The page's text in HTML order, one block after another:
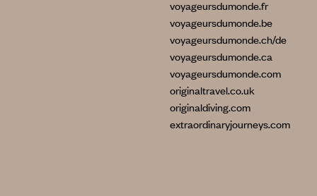
voyageursdumonde.fr
voyageursdumonde.be
voyageursdumonde.ch/de
voyageursdumonde.ca
voyageursdumonde.com
originaltravel.co.uk
originaldiving.com
extraordinaryjourneys.com